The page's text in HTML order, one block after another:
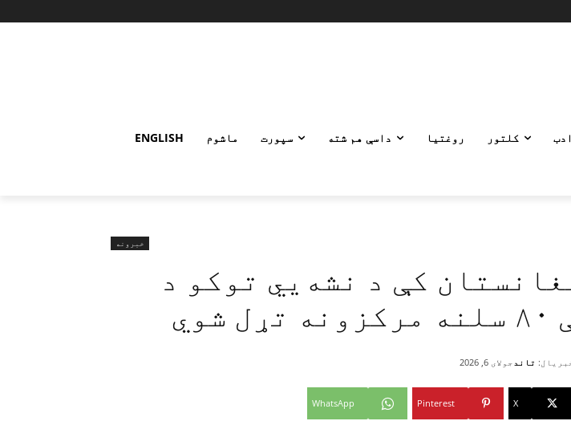
ادب کلتور روغتیا داسې هم شته سپورت ماشوم ENGLISH
خبرونه
کې د نشه‌يي توکو د
تاند جولای 6, 2026
X
Pinterest
WhatsApp